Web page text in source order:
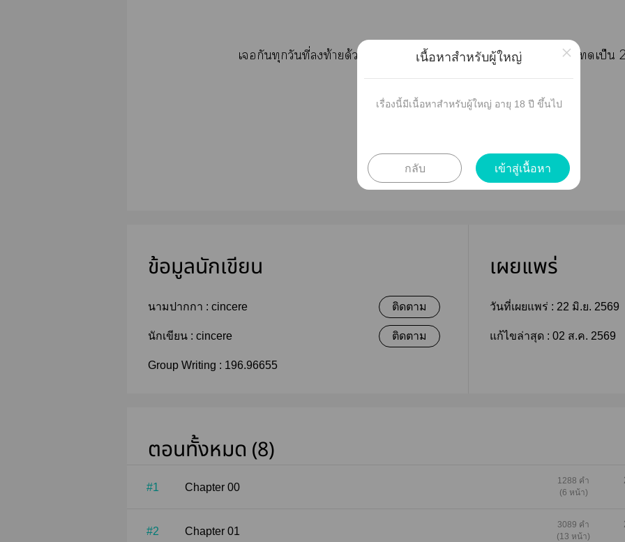
เกันทุกวันที่ท้ายด้วย 2 แะ 8 เหมือนเดิมะะ (ถ้าไม่เ ก็ะเป็น
ข้อมูลนักเขียน
นามปากกา : cincere ติดตาม
นักเขียน : cincere ติดตาม
Group Writing : 196.96655
เผยแพร่
วันที่เผยแพร่ : 22 มิ.ย. 2569
แก้ไขล่าสุด : 02 ส.ค. 2569
ตอนทั้งหมด (8)
#1 Chapter 00
1288 คำ
(6 หน้า)
#2 Chapter 01
3089 คำ
(13 หน้า)
เนื้อหาสำหรับผู้ใหญ่
เรื่องนี้มีเนื้อหาสำหรับผู้ใหญ่ อายุ 18 ปี ขึ้นไป
กลับ เข้าสู่เนื้อหา
×